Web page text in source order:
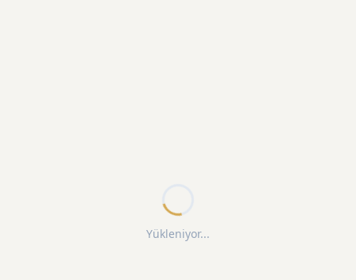
Yükleniyor...